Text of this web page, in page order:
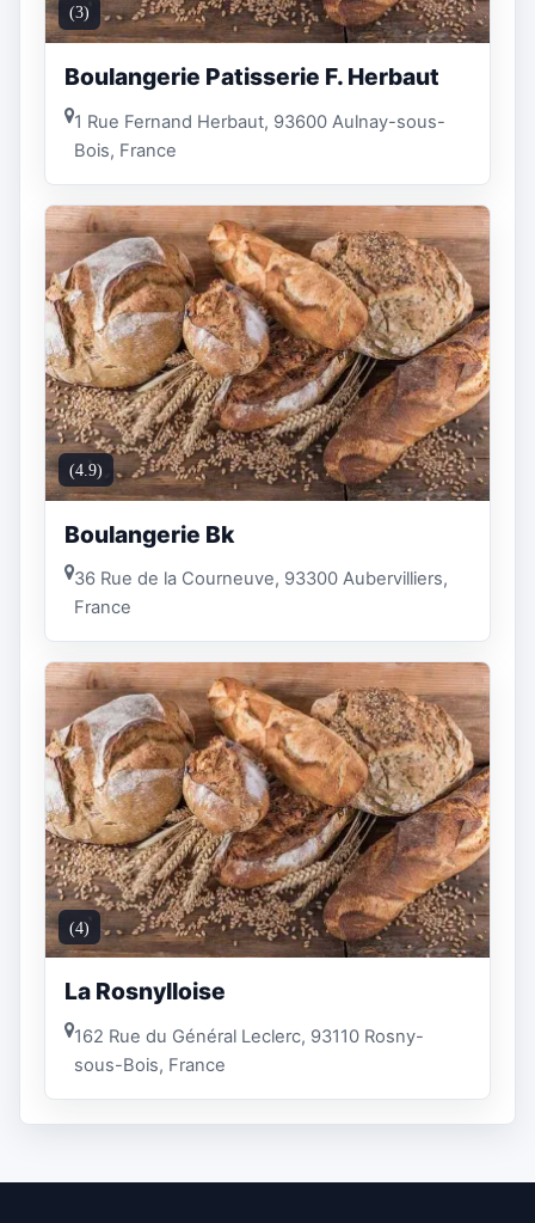
(3)
Boulangerie Patisserie F. Herbaut
1 Rue Fernand Herbaut, 93600 Aulnay-sous-
Bois, France
(4.9)
Boulangerie Bk
36 Rue de la Courneuve, 93300 Aubervilliers,
France
(4)
La Rosnylloise
162 Rue du Général Leclerc, 93110 Rosny-
sous-Bois, France